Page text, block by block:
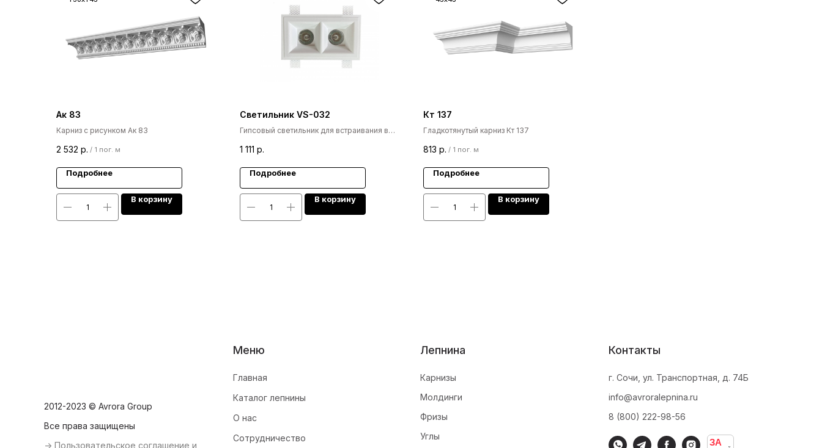
Ак 83
Карниз с рисунком Ак 83
2 532 р. / 1 пог. м
Подробнее
В корзину
Светильник VS-032
Гипсовый светильник для встраивания в
1 111 р.
Подробнее
В корзину
Кт 137
Гладкотянутый карниз Кт 137
813 р. / 1 пог. м
Подробнее
В корзину
Меню
Главная
О нас
Каталог лепнины
Сотрудничество
Контакты
г. Сочи, ул. Транспортная, д. 74Б
info@avroralepnina.ru
8 (800) 222-98-56
Лепнина
Карнизы
Молдинги
Фризы
Углы
2012-2023 © Avrora Group
Все права защищены
-> Пользовательское соглашение и
ЗА